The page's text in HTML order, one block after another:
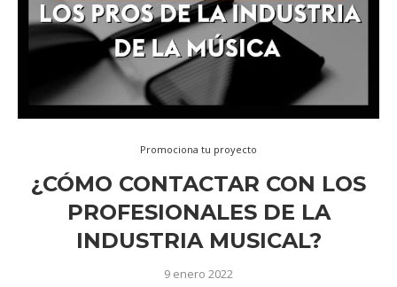
Promociona tu proyecto
¿CÓMO CONTACTAR CON LOS
PROFESIONALES DE LA
INDUSTRIA MUSICAL?
9 enero 2022